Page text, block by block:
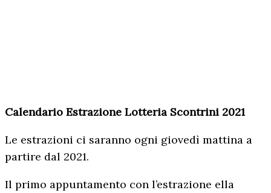
Calendario Estrazione Lotteria Scontrini 2021
Le estrazioni ci saranno ogni giovedì mattina a
partire dal 2021.
Il primo appuntamento con l’estrazione ella